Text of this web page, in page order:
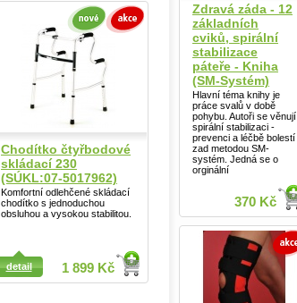
Chodítko čtyřbodové
skládací 230
(SÚKL:07-5017962)
Komfortní odlehčené skládací
chodítko s jednoduchou
obsluhou a vysokou stabilitou.
1 899 Kč
detail
Zdravá záda - 12
základních
cviků, spirální
stabilizace
páteře - Kniha
(SM-Systém)
Hlavní téma knihy je
práce svalů v době
pohybu. Autoři se věnují
spirální stabilizaci -
prevenci a léčbě bolestí
zad metodou SM-
systém. Jedná se o
orginální
370 Kč